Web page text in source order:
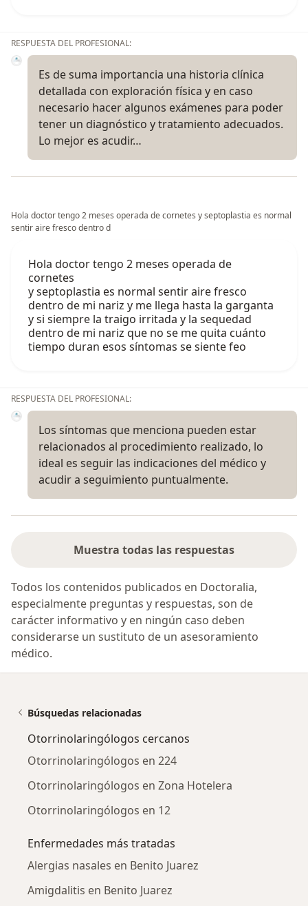
RESPUESTA DEL PROFESIONAL:
Es de suma importancia una historia clínica
detallada con exploración física y en caso
necesario hacer algunos exámenes para poder
tener un diagnóstico y tratamiento adecuados.
Lo mejor es acudir…
Hola doctor tengo 2 meses operada de cornetes y septoplastia es normal
sentir aire fresco dentro d
Hola doctor tengo 2 meses operada de
cornetes
y septoplastia es normal sentir aire fresco
dentro de mi nariz y me llega hasta la garganta
y si siempre la traigo irritada y la sequedad
dentro de mi nariz que no se me quita cuánto
tiempo duran esos síntomas se siente feo
RESPUESTA DEL PROFESIONAL:
Los síntomas que menciona pueden estar
relacionados al procedimiento realizado, lo
ideal es seguir las indicaciones del médico y
acudir a seguimiento puntualmente.
Muestra todas las respuestas
Todos los contenidos publicados en Doctoralia,
especialmente preguntas y respuestas, son de
carácter informativo y en ningún caso deben
considerarse un sustituto de un asesoramiento
médico.
Búsquedas relacionadas
Otorrinolaringólogos cercanos
Otorrinolaringólogos en 224
Otorrinolaringólogos en Zona Hotelera
Otorrinolaringólogos en 12
Enfermedades más tratadas
Alergias nasales en Benito Juarez
Amigdalitis en Benito Juarez